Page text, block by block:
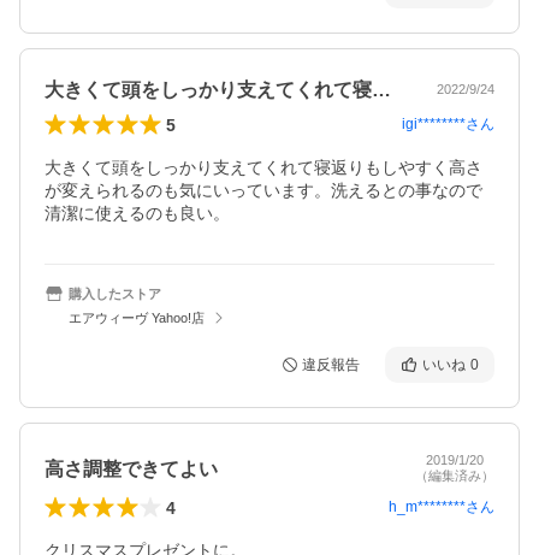
大きくて頭をしっかり支えてくれて寝返り… 2022/9/24
5 igi********さん
大きくて頭をしっかり支えてくれて寝返りもしやすく高さ
が変えられるのも気にいっています。洗えるとの事なので
清潔に使えるのも良い。
購入したストア
エアウィーヴ Yahoo!店
違反報告 いいね 0
高さ調整できてよい
2019/1/20
（編集済み）
4 h_m********さん
クリスマスプレゼントに。